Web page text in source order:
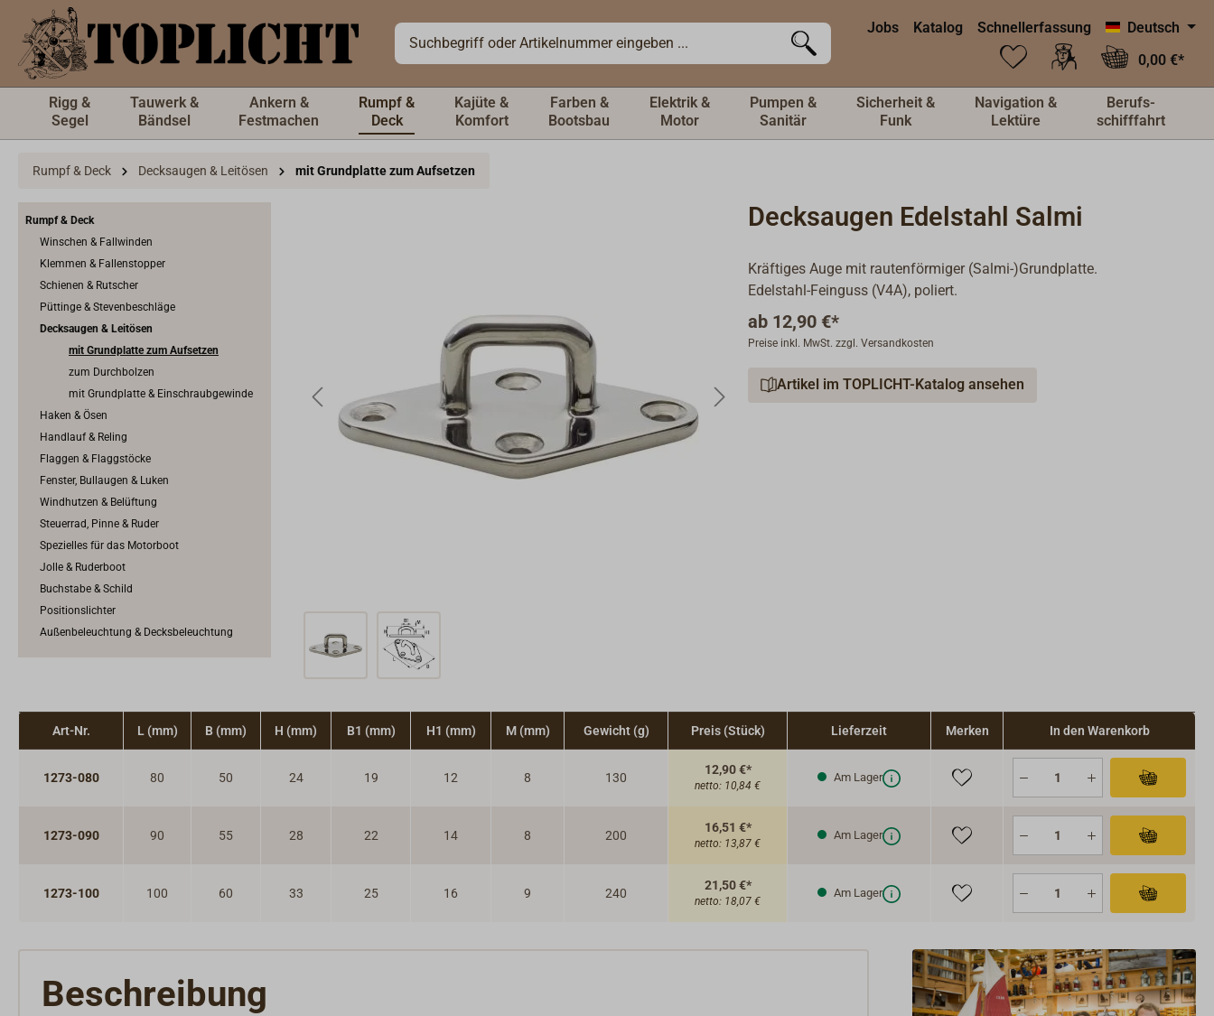
springen Jobs Katalog Schnellerfassung
Deutsch
0,00 €*
Rigg &
Segel
Tauwerk &
Bändsel
Ankern &
Festmachen
Rumpf &
Deck
Kajüte &
Komfort
Farben &
Bootsbau
Elektrik &
Motor
Pumpen &
Sanitär
Sicherheit &
Funk
Navigation &
Lektüre
Berufs-
schifffahrt
Rumpf & Deck Decksaugen & Leitösen mit Grundplatte zum Aufsetzen
Rumpf & Deck
Winschen & Fallwinden
Klemmen & Fallenstopper
Schienen & Rutscher
Püttinge & Stevenbeschläge
Decksaugen & Leitösen
mit Grundplatte zum Aufsetzen
zum Durchbolzen
mit Grundplatte & Einschraubgewinde
Haken & Ösen
Handlauf & Reling
Flaggen & Flaggstöcke
Fenster, Bullaugen & Luken
Windhutzen & Belüftung
Steuerrad, Pinne & Ruder
Spezielles für das Motorboot
Jolle & Ruderboot
Buchstabe & Schild
Positionslichter
Außenbeleuchtung & Decksbeleuchtung
Decksaugen Edelstahl Salmi
Kräftiges Auge mit rautenförmiger (Salmi-)Grundplatte.
Edelstahl-Feinguss (V4A), poliert.
ab 12,90 €*
Preise inkl. MwSt. zzgl. Versandkosten
Artikel im TOPLICHT-Katalog ansehen
Art-Nr. L (mm) B (mm) H (mm) B1 (mm) H1 (mm) M (mm) Gewicht (g) Preis (Stück) Lieferzeit Merken In den Warenkorb
1273-080 80 50 24 19 12 8 130
12,90 €*
netto: 10,84 €
Am Lager
1273-090 90 55 28 22 14 8 200
16,51 €*
netto: 13,87 €
Am Lager
1273-100 100 60 33 25 16 9 240
21,50 €*
netto: 18,07 €
Am Lager
Beschreibung